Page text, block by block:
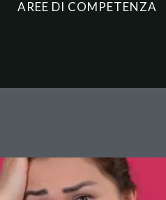
AREE DI COMPETENZA